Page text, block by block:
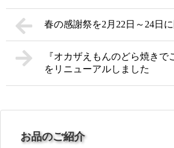
春の感謝祭を2月22日～24日
『オカザえもんのどら焼きで
をリニューアルしました
お品のご紹介